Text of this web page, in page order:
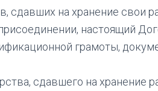
сдавших на хранение свои
настоящий
грамоты,
сдавшего на хранение